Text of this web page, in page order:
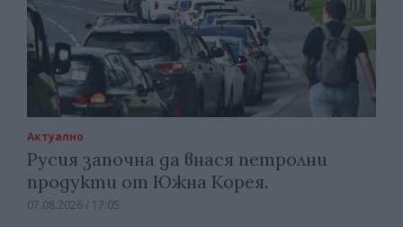
Актуално
Русия започна да внася петролни
продукти от Южна Корея.
07.08.2026 / 17:05